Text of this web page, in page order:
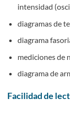
intensidad
diagramas de
diagrama
mediciones de
diagrama de
Facilidad de